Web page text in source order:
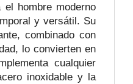
hombre moderno
y versátil. Su
combinado con
lo convierten en
cualquier
inoxidable y la